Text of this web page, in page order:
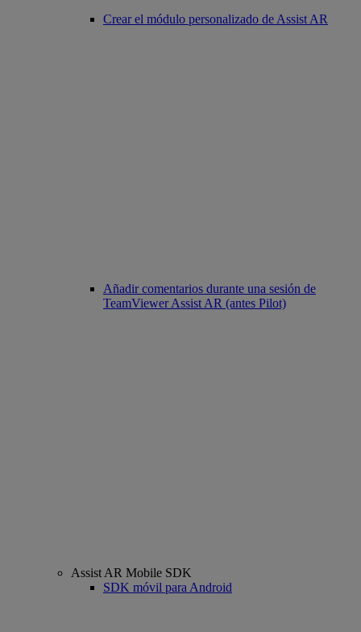
Crear el módulo personalizado de Assist AR
Añadir comentarios durante una sesión de
TeamViewer Assist AR (antes Pilot)
Assist AR Mobile SDK
SDK móvil para Android